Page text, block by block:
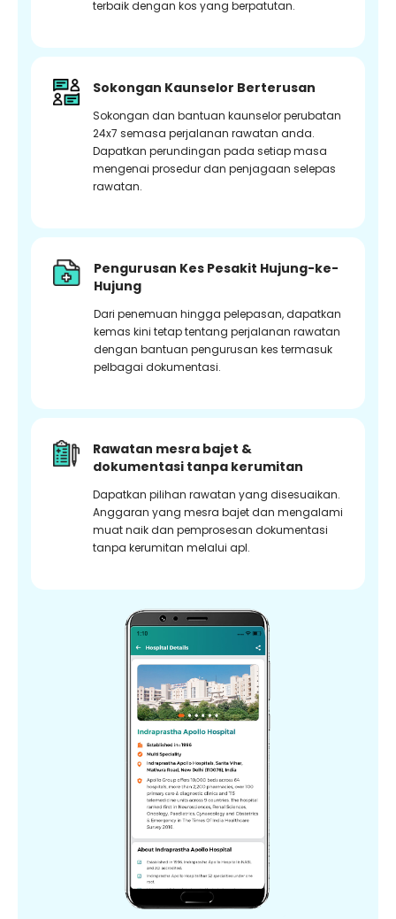
terbaik dengan kos yang berpatutan.
Sokongan Kaunselor Berterusan
Sokongan dan bantuan kaunselor perubatan
24x7 semasa perjalanan rawatan anda.
Dapatkan perundingan pada setiap masa
mengenai prosedur dan penjagaan selepas
rawatan.
Pengurusan Kes Pesakit Hujung-ke-
Hujung
Dari penemuan hingga pelepasan, dapatkan
kemas kini tetap tentang perjalanan rawatan
dengan bantuan pengurusan kes termasuk
pelbagai dokumentasi.
Rawatan mesra bajet &
dokumentasi tanpa kerumitan
Dapatkan pilihan rawatan yang disesuaikan.
Anggaran yang mesra bajet dan mengalami
muat naik dan pemprosesan dokumentasi
tanpa kerumitan melalui apl.